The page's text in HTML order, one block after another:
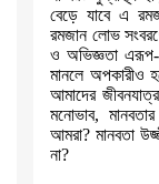
বেড়ে যাবে এ
রমজান লোভ
ও অভিজ্ঞতা
মানলে অপকারীও
আমাদের
মনোভাব,
আমরা?মানবতা
না?